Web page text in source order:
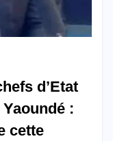
d’Etat
:
cette